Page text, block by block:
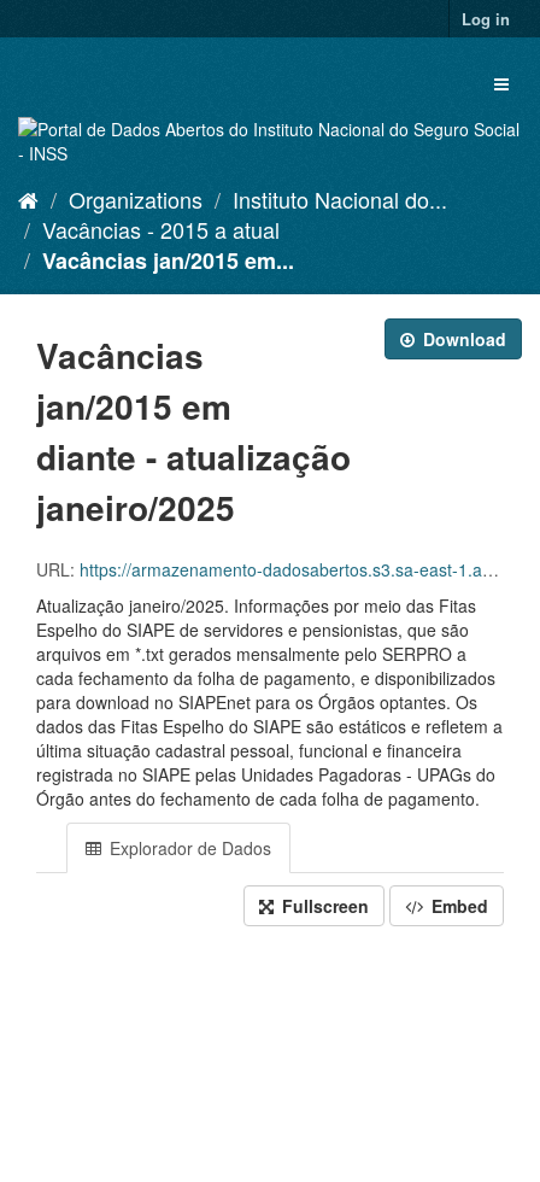
to
Log in
Organizations
Instituto Nacional do...
Vacâncias - 2015 a atual
Vacâncias jan/2015 em...
Download
Vacâncias
jan/2015 em
diante - atualização
janeiro/2025
URL: https://armazenamento-dadosabertos.s3.sa-east-1.amazonaws.com/PDA_2023_2025/Grupos_de_dados/Vac%C3%A2ncias+-+nominal+%E2%80%93+2015+a+atual/Vacancias_Nominal_201501_202501.csv
Atualização janeiro/2025. Informações por meio das Fitas
Espelho do SIAPE de servidores e pensionistas, que são
arquivos em *.txt gerados mensalmente pelo SERPRO a
cada fechamento da folha de pagamento, e disponibilizados
para download no SIAPEnet para os Órgãos optantes. Os
dados das Fitas Espelho do SIAPE são estáticos e refletem a
última situação cadastral pessoal, funcional e financeira
registrada no SIAPE pelas Unidades Pagadoras - UPAGs do
Órgão antes do fechamento de cada folha de pagamento.
Explorador de Dados
Fullscreen Embed